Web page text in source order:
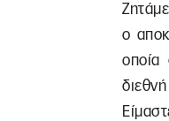
ο
οποία